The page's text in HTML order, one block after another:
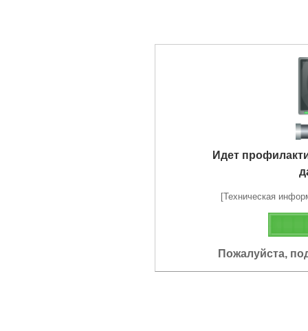
Идет
[Техническая
Пожалуйста,